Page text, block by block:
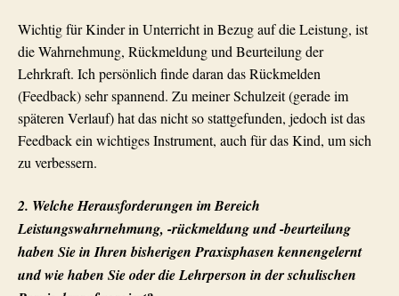
Wichtig für Kinder in Unterricht in Bezug auf die Leistung, ist
die Wahrnehmung, Rückmeldung und Beurteilung der
Lehrkraft. Ich persönlich finde daran das Rückmelden
(Feedback) sehr spannend. Zu meiner Schulzeit (gerade im
späteren Verlauf) hat das nicht so stattgefunden, jedoch ist das
Feedback ein wichtiges Instrument, auch für das Kind, um sich
zu verbessern.
2. Welche Herausforderungen im Bereich
Leistungswahrnehmung, -rückmeldung und -beurteilung
haben Sie in Ihren bisherigen Praxisphasen kennengelernt
und wie haben Sie oder die Lehrperson in der schulischen